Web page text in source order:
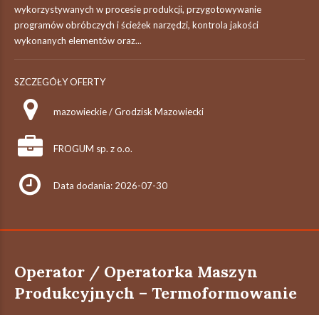
wykorzystywanych w procesie produkcji, przygotowywanie
programów obróbczych i ścieżek narzędzi, kontrola jakości
wykonanych elementów oraz...
SZCZEGÓŁY OFERTY
mazowieckie / Grodzisk Mazowiecki
FROGUM sp. z o.o.
Data dodania: 2026-07-30
Operator / Operatorka Maszyn
Produkcyjnych – Termoformowanie